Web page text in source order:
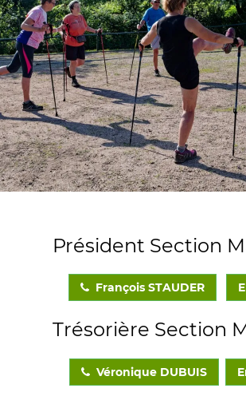
Président Section
François STAUDER
Trésorière Section
Véronique DUBUIS